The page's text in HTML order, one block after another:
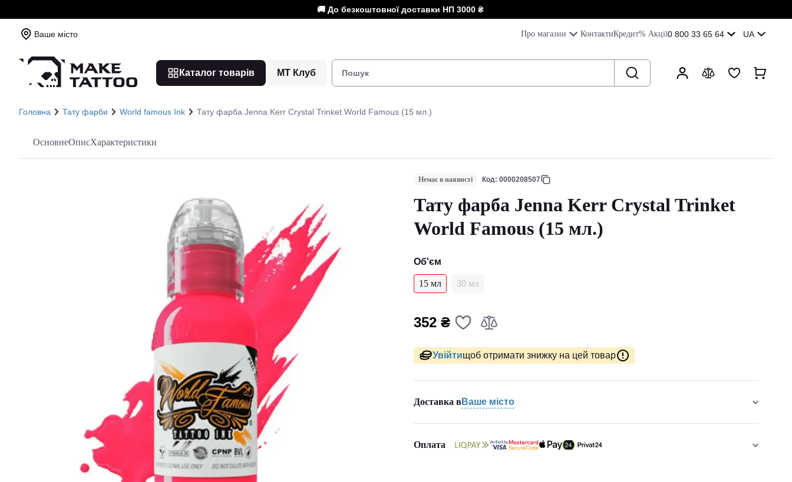
🚚 До безкоштовної доставки НП 3000 ₴
Ваше місто Про магазин КонтактиКредит% Акції0 800 33 65 64 UA
Каталог товарів МТ Клуб
Головна Тату фарби World famous Ink Тату фарба Jenna Kerr Crystal Trinket World Famous (15 мл.)
ОсновнеОписХарактеристики
Немає в наявнсті Код: 0000208507
Тату фарба Jenna Kerr Crystal Trinket
World Famous (15 мл.)
Об'єм
15 мл 30 мл
352 ₴
Увійтищоб отримати знижку на цей товар
Доставка в Ваше місто
Оплата